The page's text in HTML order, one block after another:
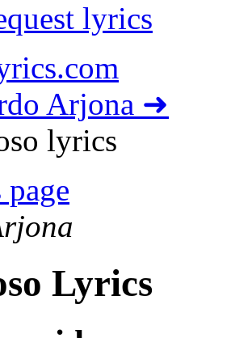
lyrics
Arjona ➜
lyrics
page
Lyrics